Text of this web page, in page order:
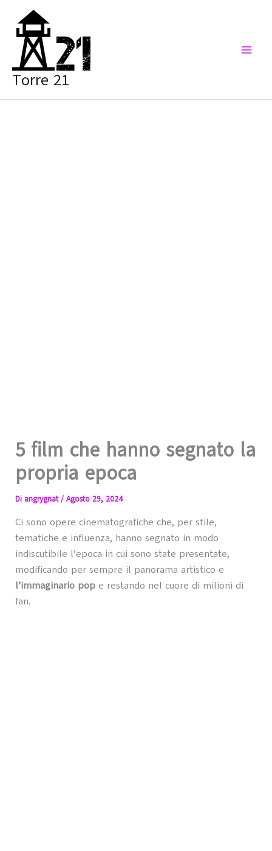
contenuto
Torre 21
5 film che hanno segnato la
propria epoca
Di angrygnat/ Agosto 29, 2024
Ci sono opere cinematografiche che, per stile,
tematiche e influenza, hanno segnato in modo
indiscutibile l’epoca in cui sono state presentate,
modificando per sempre il panorama artistico e
l’immaginario pope restando nel cuore di milioni di
fan.